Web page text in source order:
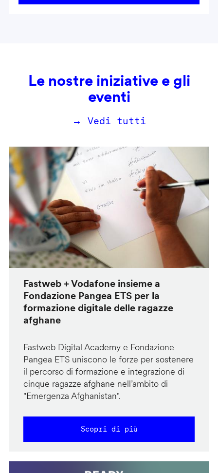
Le nostre iniziative e gli
eventi
→ Vedi tutti
Fastweb + Vodafone insieme a
Fondazione Pangea ETS per la
formazione digitale delle ragazze
afghane
Fastweb Digital Academy e Fondazione
Pangea ETS uniscono le forze per sostenere
il percorso di formazione e integrazione di
cinque ragazze afghane nell’ambito di
"Emergenza Afghanistan".
Scopri di più